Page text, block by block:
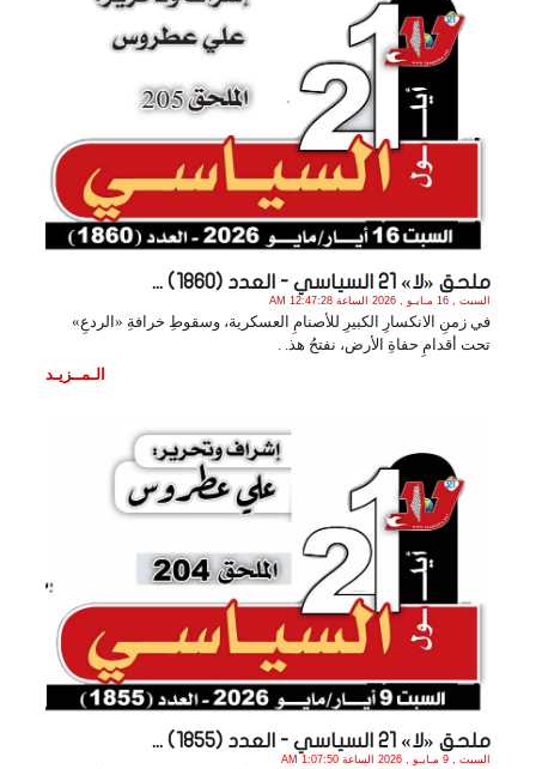
ملحق «لا» 21 السياسي - العدد (1860) ...
السبت , 16 مـايـو , 2026 الساعة 12:47:28 AM
في زمنِ الانكسارِ الكبيرِ للأصنامِ العسكرية، وسقوطِ خرافةِ «الردعِ»
تحت أقدامِ حفاةِ الأرض، نفتحُ هذ. .
الـمــزيـد
ملحق «لا» 21 السياسي - العدد (1855) ...
السبت , 9 مـايـو , 2026 الساعة 1:07:50 AM